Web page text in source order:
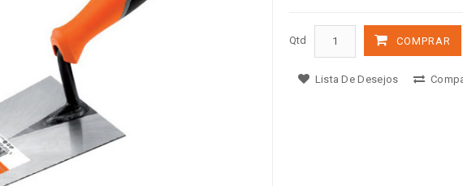
Qtd COMPRAR
Lista De Desejos